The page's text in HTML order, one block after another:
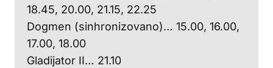
18.45, 20.00, 21.15, 22.25
Dogmen (sinhronizovano)… 15.00, 16.00,
17.00, 18.00
Gladijator II… 21.10